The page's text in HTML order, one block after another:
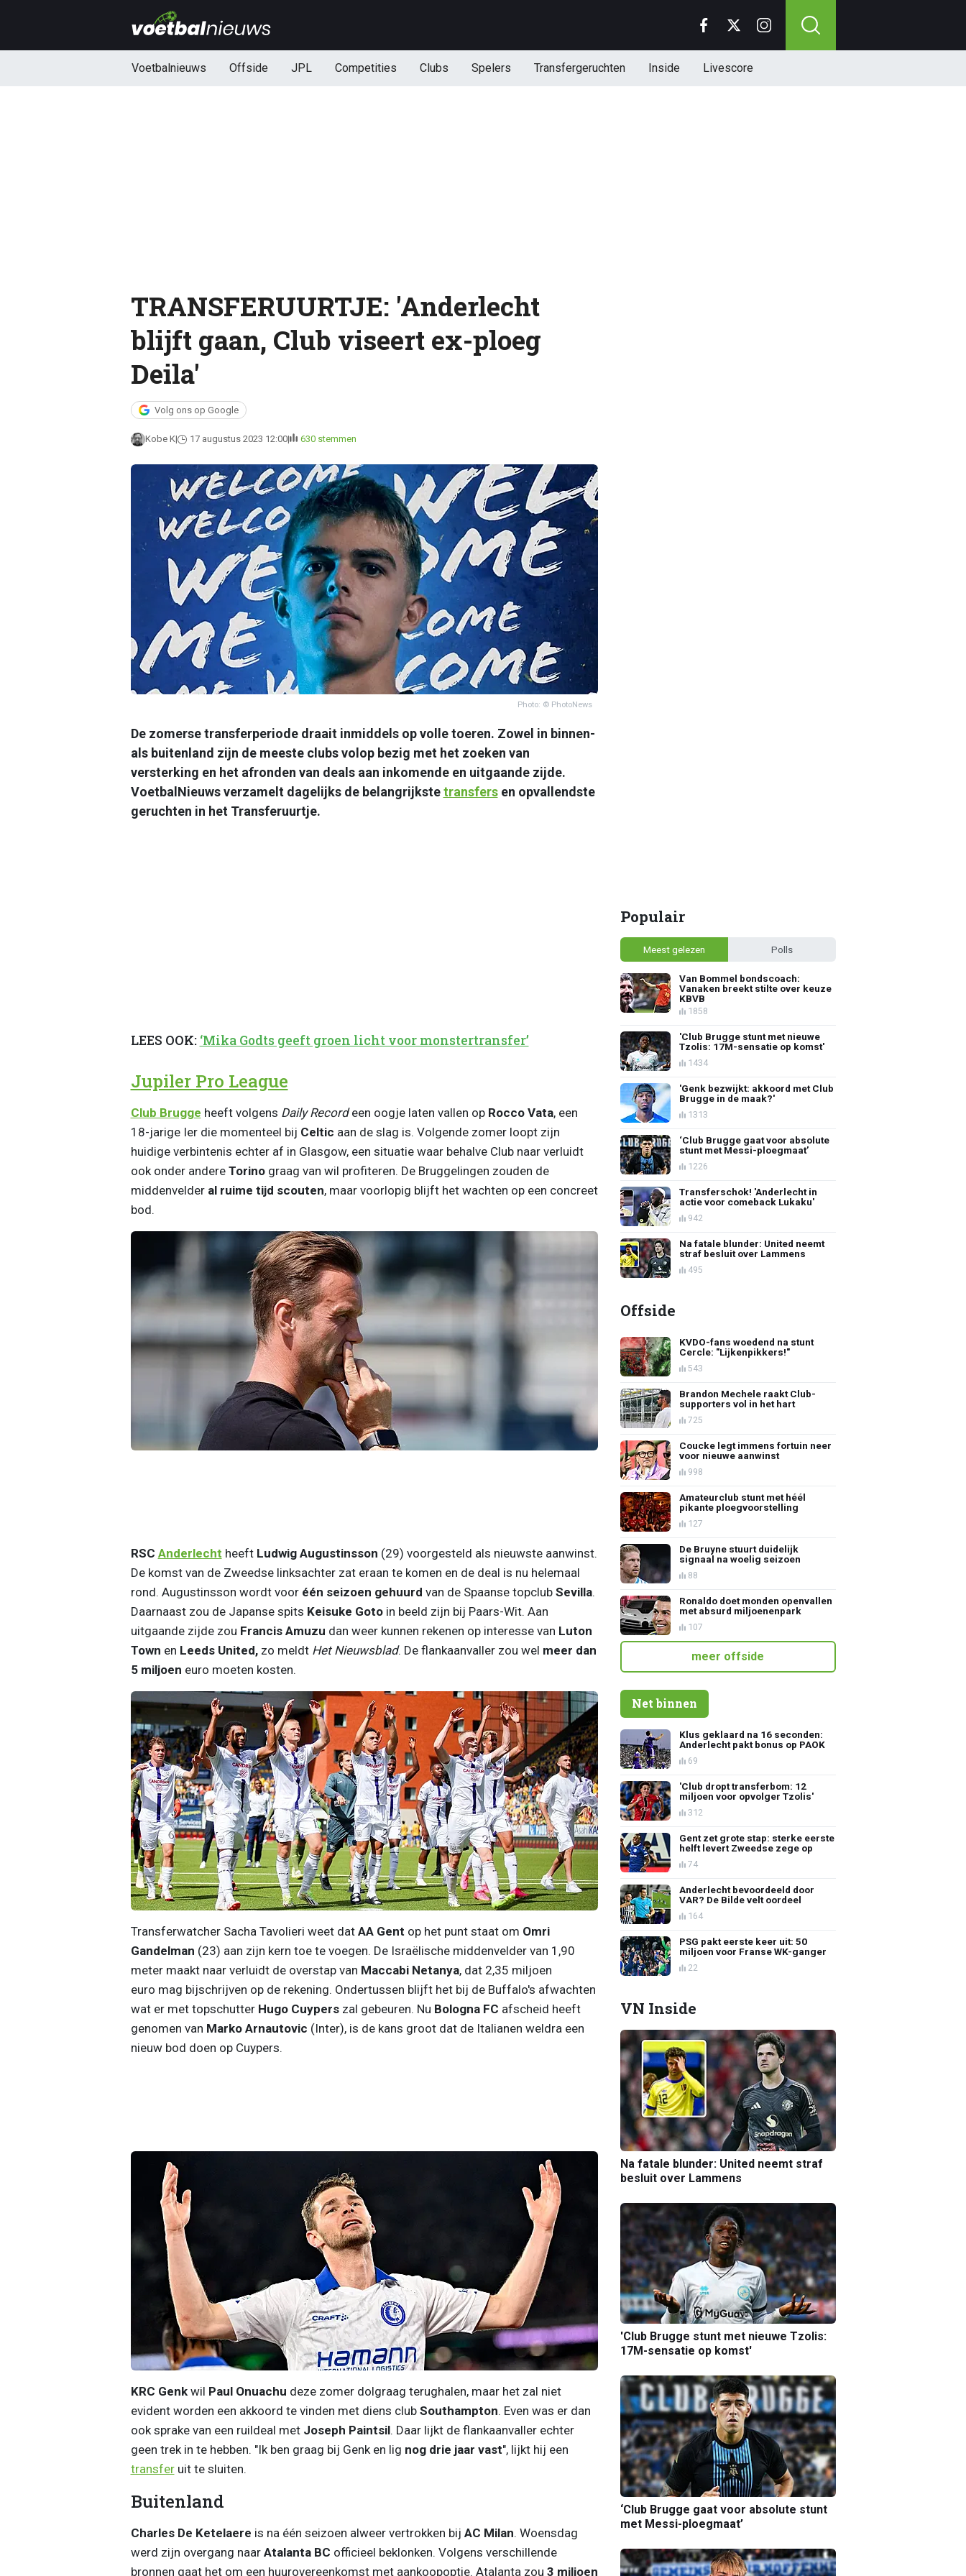
Voetbalnieuws Offside JPL Competities Clubs Spelers Transfergeruchten Inside Livescore
TRANSFERUURTJE: 'Anderlecht
blijft gaan, Club viseert ex-ploeg
Deila'
Volg ons op Google
Kobe K 17 augustus 2023 12:00 630 stemmen
Photo: © PhotoNews
De zomerse transferperiode draait inmiddels op volle toeren. Zowel in binnen-
als buitenland zijn de meeste clubs volop bezig met het zoeken van
versterking en het afronden van deals aan inkomende en uitgaande zijde.
VoetbalNieuws verzamelt dagelijks de belangrijkstetransfersen opvallendste
geruchten in het Transferuurtje.
LEES OOK: ‘Mika Godts geeft groen licht voor monstertransfer’
Jupiler Pro League
Club Brugge heeft volgens Daily Recordeen oogje laten vallen op Rocco Vata, een
18-jarige Ier die momenteel bij Celtic aan de slag is. Volgende zomer loopt zijn
huidige verbintenis echter af in Glasgow, een situatie waar behalve Club naar verluidt
ook onder andere Torinograag van wil profiteren. De Bruggelingen zouden de
middenvelder al ruime tijd scouten, maar voorlopig blijft het wachten op een concreet
bod.
RSC Anderlecht heeft Ludwig Augustinsson (29) voorgesteld als nieuwste aanwinst.
De komst van de Zweedse linksachter zat eraan te komen en de deal is nu helemaal
rond. Augustinsson wordt voor één seizoen gehuurd van de Spaanse topclub Sevilla.
Daarnaast zou de Japanse spits Keisuke Gotoin beeld zijn bij Paars-Wit. Aan
uitgaande zijde zou Francis Amuzu dan weer kunnen rekenen op interesse van Luton
Town en Leeds United,zo meldt Het Nieuwsblad. De flankaanvaller zou wel meer dan
5 miljoen euro moeten kosten.
Transferwatcher Sacha Tavolieri weet dat AA Gent op het punt staat om Omri
Gandelman (23) aan zijn kern toe te voegen. De Israëlische middenvelder van 1,90
meter maakt naar verluidt de overstap van Maccabi Netanya, dat 2,35 miljoen
euro mag bijschrijven op de rekening. Ondertussen blijft het bij de Buffalo's afwachten
wat er met topschutter Hugo Cuyperszal gebeuren. Nu Bologna FC afscheid heeft
genomen van Marko Arnautovic (Inter), is de kans groot dat de Italianen weldra een
nieuw bod doen op Cuypers.
KRC Genkwil Paul Onuachu deze zomer dolgraag terughalen, maar het zal niet
evident worden een akkoord te vinden met diens club Southampton. Even was er dan
ook sprake van een ruildeal met Joseph Paintsil. Daar lijkt de flankaanvaller echter
geen trek in te hebben. "Ik ben graag bij Genk en lig nog drie jaar vast", lijkt hij een
transferuit te sluiten.
Buitenland
Charles De Ketelaere is na één seizoen alweer vertrokken bij AC Milan. Woensdag
werd zijn overgang naar Atalanta BC officieel beklonken. Volgens verschillende
bronnen gaat het om een huurovereenkomst met aankoopoptie. Atalanta zou 3 miljoen
Populair
Meest gelezen Polls
Van Bommel bondscoach:
Vanaken breekt stilte over keuze
KBVB
1858
'Club Brugge stunt met nieuwe
Tzolis: 17M-sensatie op komst'
1434
'Genk bezwijkt: akkoord met Club
Brugge in de maak?'
1313
‘Club Brugge gaat voor absolute
stunt met Messi-ploegmaat’
1226
Transferschok! 'Anderlecht in
actie voor comeback Lukaku'
942
Na fatale blunder: United neemt
straf besluit over Lammens
495
Offside
KVDO-fans woedend na stunt
Cercle: "Lijkenpikkers!"
543
Brandon Mechele raakt Club-
supporters vol in het hart
725
Coucke legt immens fortuin neer
voor nieuwe aanwinst
998
Amateurclub stunt met héél
pikante ploegvoorstelling
127
De Bruyne stuurt duidelijk
signaal na woelig seizoen
88
Ronaldo doet monden openvallen
met absurd miljoenenpark
107
meer offside
Net binnen
Klus geklaard na 16 seconden:
Anderlecht pakt bonus op PAOK
69
'Club dropt transferbom: 12
miljoen voor opvolger Tzolis'
312
Gent zet grote stap: sterke eerste
helft levert Zweedse zege op
74
Anderlecht bevoordeeld door
VAR? De Bilde velt oordeel
164
PSG pakt eerste keer uit: 50
miljoen voor Franse WK-ganger
22
VN Inside
Na fatale blunder: United neemt straf
besluit over Lammens
'Club Brugge stunt met nieuwe Tzolis:
17M-sensatie op komst'
‘Club Brugge gaat voor absolute stunt
met Messi-ploegmaat’